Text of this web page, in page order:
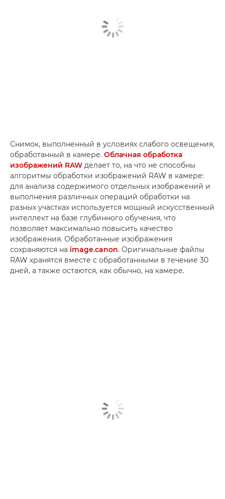
Снимок, выполненный в условиях слабого освещения,
обработанный в камере. Облачная обработка
изображений RAW делает то, на что не способны
алгоритмы обработки изображений RAW в камере:
для анализа содержимого отдельных изображений и
выполнения различных операций обработки на
разных участках используется мощный искусственный
интеллект на базе глубинного обучения, что
позволяет максимально повысить качество
изображения. Обработанные изображения
сохраняются на image.canon. Оригинальные файлы
RAW хранятся вместе с обработанными в течение 30
дней, а также остаются, как обычно, на камере.